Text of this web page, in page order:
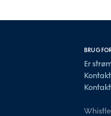
BRUG
Er